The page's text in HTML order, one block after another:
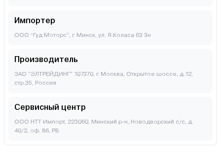
Импортер
ООО “Гуд Моторс”, г. Минск, ул. Я.Коласа 63 3н
Производитель
ЗАО "ЭЛТРЕЙДИНГ" 107370, г. Москва, Открытое шоссе, д.12,
стр.35, Россия
Сервисный центр
ООО НТТ Импорт, 223060, Минский р-н, Новодворский с/с, д.
40/2, оф. 86, РБ